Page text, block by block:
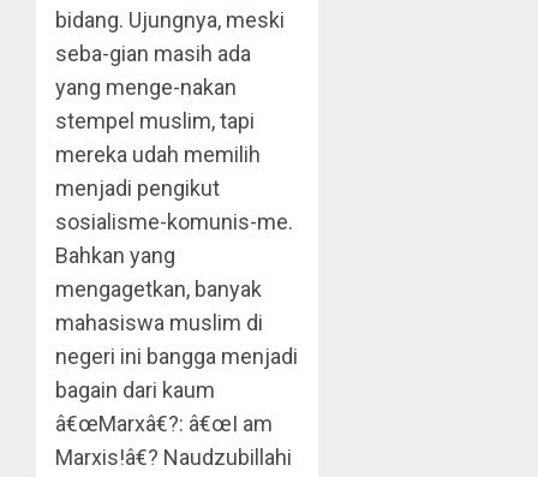
bidang. Ujungnya, meski
seba-gian masih ada
yang menge-nakan
stempel muslim, tapi
mereka udah memilih
menjadi pengikut
sosialisme-komunis-me.
Bahkan yang
mengagetkan, banyak
mahasiswa muslim di
negeri ini bangga menjadi
bagain dari kaum
â€œMarxâ€?: â€œI am
Marxis!â€? Naudzubillahi